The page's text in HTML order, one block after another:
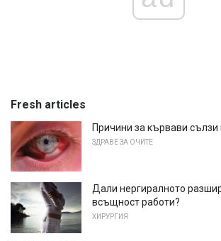
Fresh articles
Причини за кървави сълзи
ЗДРАВЕ ЗА ОЧИТЕ
Дали нергиралното
всъщност работи?
ХИРУРГИЯ